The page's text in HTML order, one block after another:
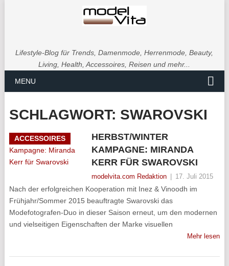
Lifestyle-Blog für Trends, Damenmode, Herrenmode, Beauty,
Living, Health, Accessoires, Reisen und mehr...
MENU
SCHLAGWORT: SWAROVSKI
ACCESSOIRES
HERBST/WINTER
KAMPAGNE: MIRANDA
KERR FÜR SWAROVSKI
modelvita.com Redaktion 17. Juli 2015
Nach der erfolgreichen Kooperation mit Inez & Vinoodh im
Frühjahr/Sommer 2015 beauftragte Swarovski das
Modefotografen-Duo in dieser Saison erneut, um den modernen
und vielseitigen Eigenschaften der Marke visuellen
Mehr lesen